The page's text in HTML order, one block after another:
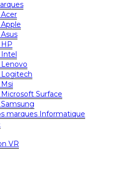
Surface
marques Informatique
VR